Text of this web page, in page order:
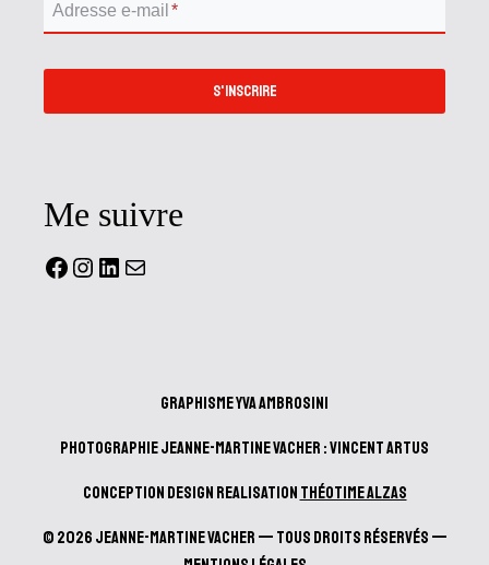
Adresse e-mail *
S'INSCRIRE
Me suivre
Facebook
Instagram
LinkedIn
Mail
Graphisme Yva Ambrosini
Photographie Jeanne-Martine Vacher : Vincent Artus
Conception design realisation Théotime Alzas
© 2026 Jeanne-Martine Vacher — Tous droits réservés —